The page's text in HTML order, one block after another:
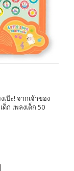
ป๊ะ! จากเจ้าของ
ก เพลงเด็ก 50